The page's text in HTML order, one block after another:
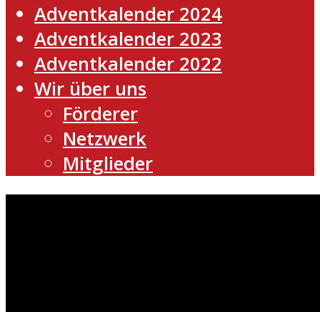
Adventkalender 2024
Adventkalender 2023
Adventkalender 2022
Wir über uns
Förderer
Netzwerk
Mitglieder